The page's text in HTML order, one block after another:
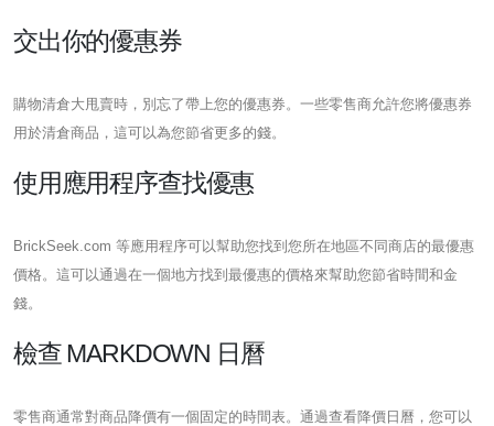
交出你的優惠券
購物清倉大甩賣時，別忘了帶上您的優惠券。一些零售商允許您將優惠券
用於清倉商品，這可以為您節省更多的錢。
使用應用程序查找優惠
BrickSeek.com 等應用程序可以幫助您找到您所在地區不同商店的最優惠
價格。這可以通過在一個地方找到最優惠的價格來幫助您節省時間和金
錢。
檢查 MARKDOWN 日曆
零售商通常對商品降價有一個固定的時間表。通過查看降價日曆，您可以